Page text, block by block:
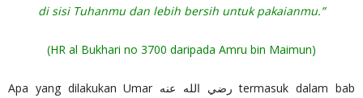
di sisi Tuhanmu dan lebih bersih untuk pakaianmu.”
(HR al Bukhari no 3700 daripada Amru bin Maimun)
Apa yang dilakukan Umar رضي الله عنه termasuk dalam bab